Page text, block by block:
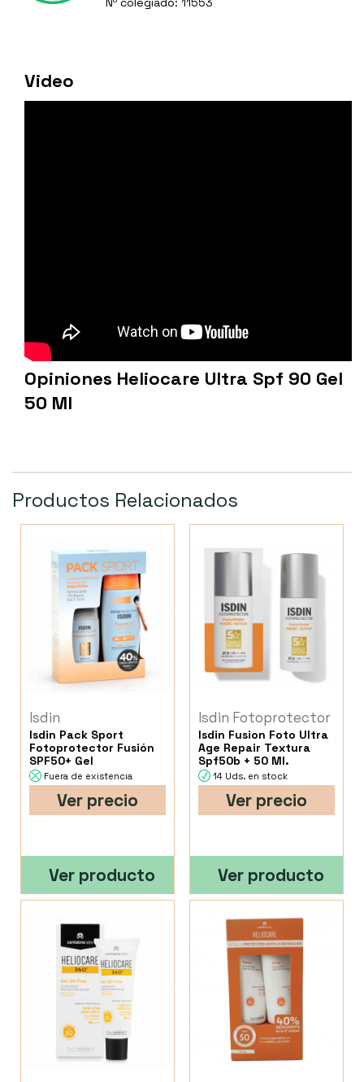
Video
Opiniones Heliocare Ultra Spf 90 Gel
50 Ml
Productos Relacionados
Isdin
Isdin Pack Sport
Fotoprotector Fusión
SPF50+ Gel
Fuera de existencia
Ver precio
Ver producto
Isdin Fotoprotector
Isdin Fusion Foto Ultra
Age Repair Textura
Spf50b + 50 Ml.
14 Uds. en stock
Ver precio
Ver producto